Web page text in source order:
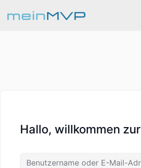
content
Hallo, willkommen